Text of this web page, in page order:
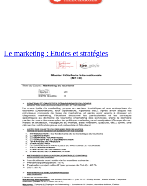
Le marketing : Etudes et stratégies